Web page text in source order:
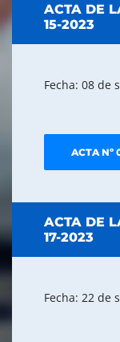
ACTA DE
15-2023
Fecha: 08 de
ACTA Nº
ACTA DE
17-2023
Fecha: 22 de